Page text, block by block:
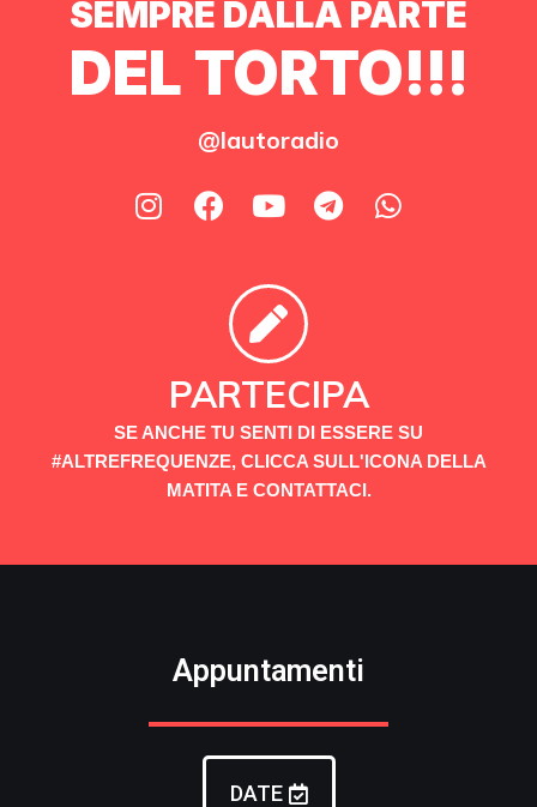
SEMPRE DALLA PARTE
DEL TORTO!!!
@lautoradio
PARTECIPA
SE ANCHE TU SENTI DI ESSERE SU
#ALTREFREQUENZE, CLICCA SULL'ICONA DELLA
MATITA E CONTATTACI.
Appuntamenti
DATE